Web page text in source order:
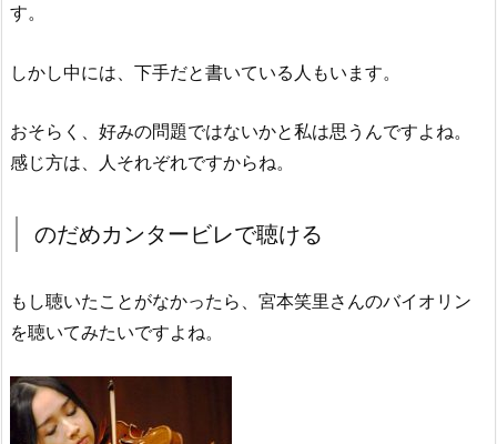
す。
しかし中には、下手だと書いている人もいます。
おそらく、好みの問題ではないかと私は思うんですよね。
感じ方は、人それぞれですからね。
のだめカンタービレで聴ける
もし聴いたことがなかったら、宮本笑里さんのバイオリン
を聴いてみたいですよね。